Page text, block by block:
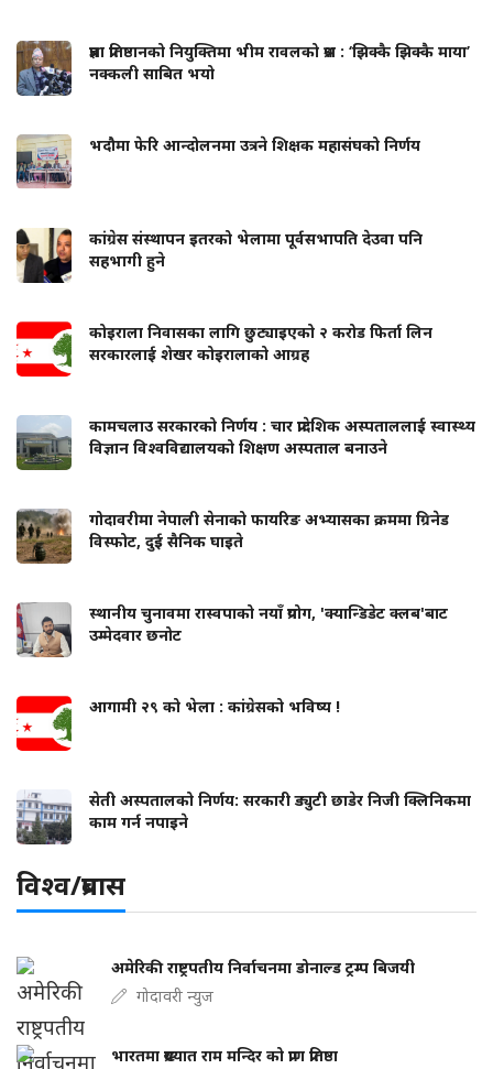
प्रज्ञा प्रतिष्ठानको नियुक्तिमा भीम रावलको प्रश्न : ‘झिक्कै झिक्कै माया’
नक्कली साबित भयो
भदौमा फेरि आन्दोलनमा उत्रने शिक्षक महासंघको निर्णय
कांग्रेस संस्थापन इतरको भेलामा पूर्वसभापति देउवा पनि
सहभागी हुने
कोइराला निवासका लागि छुट्याइएको २ करोड फिर्ता लिन
सरकारलाई शेखर कोइरालाको आग्रह
कामचलाउ सरकारको निर्णय : चार प्रादेशिक अस्पताललाई स्वास्थ्य
विज्ञान विश्वविद्यालयको शिक्षण अस्पताल बनाउने
गोदावरीमा नेपाली सेनाको फायरिङ अभ्यासका क्रममा ग्रिनेड
विस्फोट, दुई सैनिक घाइते
स्थानीय चुनावमा रास्वपाको नयाँ प्रयोग, 'क्यान्डिडेट क्लब'बाट
उम्मेदवार छनोट
आगामी २९ को भेला : कांग्रेसको भविष्य !
सेती अस्पतालको निर्णय: सरकारी ड्युटी छाडेर निजी क्लिनिकमा
काम गर्न नपाइने
विश्व/प्रबास
अमेरिकी राष्ट्रपतीय निर्वाचनमा डोनाल्ड ट्रम्प बिजयी
गोदावरी न्युज
भारतमा प्रख्यात राम मन्दिर को प्राण प्रतिष्ठा